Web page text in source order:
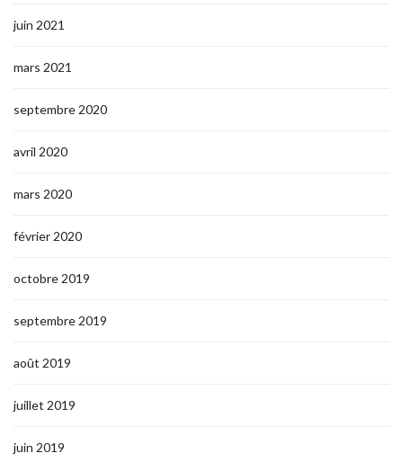
juin 2021
mars 2021
septembre 2020
avril 2020
mars 2020
février 2020
octobre 2019
septembre 2019
août 2019
juillet 2019
juin 2019